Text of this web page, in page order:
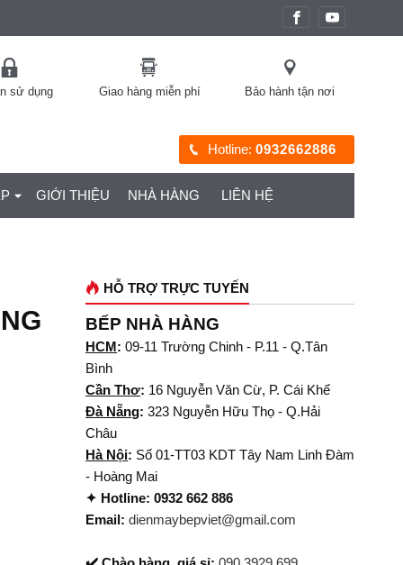
sử dụng Giao hàng miễn phí Bảo hành tận nơi
Hotline:0932662886
GIỚI THIỆU NHÀ HÀNG LIÊN HỆ
HỖ TRỢ TRỰC TUYẾN
BẾP NHÀ HÀNG
HCM: 09-11 Trường Chinh - P.11 - Q.Tân
Bình
Cần Thơ: 16 Nguyễn Văn Cừ, P. Cái Khế
Đà Nẵng: 323 Nguyễn Hữu Thọ - Q.Hải
Châu
Hà Nội: Số 01-TT03 KDT Tây Nam Linh Đàm
- Hoàng Mai
✦ Hotline: 0932 662 886
Email: dienmaybepviet@gmail.com